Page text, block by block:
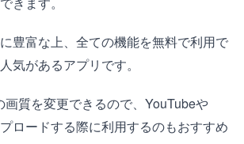
豊富な上、全ての機能を無料で利用で
気があるアプリです。
質を変更できるので、YouTubeや
ロードする際に利用するのもおすすめ